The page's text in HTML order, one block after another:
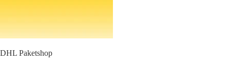
DHL Paketshop